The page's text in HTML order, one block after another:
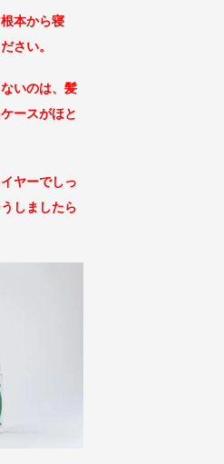
本から寝
さい。
いのは、髪
ースがほと
ヤーでしっ
しましたら